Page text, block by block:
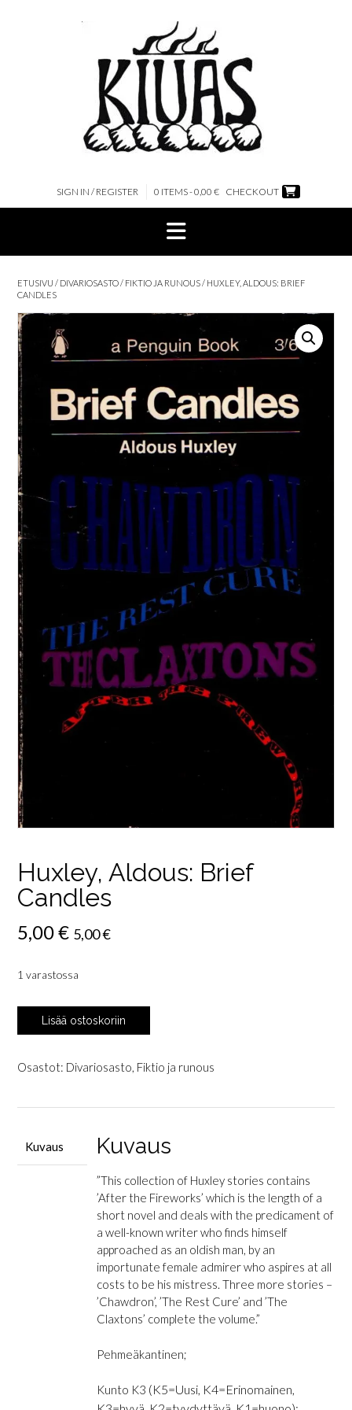
SIGN IN / REGISTER 0 ITEMS - 0,00 € CHECKOUT
ETUSIVU / DIVARIOSASTO/ FIKTIO JA RUNOUS/ HUXLEY, ALDOUS: BRIEF
CANDLES
Huxley, Aldous: Brief
Candles
5,00€ 5,00€
1 varastossa
Huxley,
Aldous:
Candles
Lisää ostoskoriin
Osastot: Divariosasto, Fiktio ja runous
Kuvaus Kuvaus
”This collection of Huxley stories contains
’After the Fireworks’ which is the length of a
short novel and deals with the predicament of
a well-known writer who finds himself
approached as an oldish man, by an
importunate female admirer who aspires at all
costs to be his mistress. Three more stories –
’Chawdron’, ’The Rest Cure’ and ’The
Claxtons’ complete the volume.”
Pehmeäkantinen;
Kunto K3 (K5=Uusi, K4=Erinomainen,